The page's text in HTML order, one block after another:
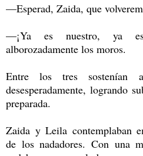
—Esperad, Zaida, que
—¡Ya es nuestro, ya
alborozadamente los moros.
Entre los tres sostenían
desesperadamente, logrando
preparada.
Zaida y Leila contemplaban
de los nadadores. Con una